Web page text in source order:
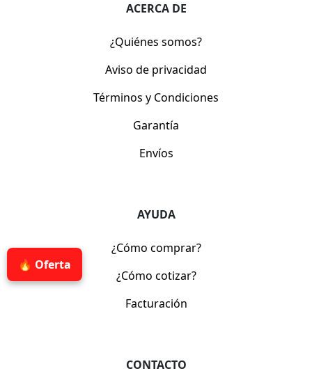
🔥 Oferta
ACERCA DE
¿Quiénes somos?
Aviso de privacidad
Términos y Condiciones
Garantía
Envíos
AYUDA
¿Cómo comprar?
¿Cómo cotizar?
Facturación
CONTACTO